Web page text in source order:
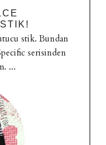
stik. Bundan
serisinden
...